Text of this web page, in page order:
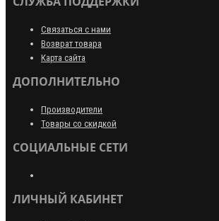
Связаться с нами
Возврат товара
Карта сайта
ДОПОЛНИТЕЛЬНО
Производители
Товары со скидкой
СОЦИАЛЬНЫЕ СЕТИ
ЛИЧНЫЙ КАБИНЕТ